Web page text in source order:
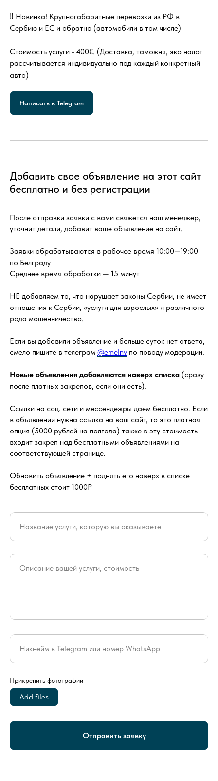
‼️ Новинка! Крупногабаритные перевозки из РФ в
Сербию и ЕС и обратно (автомобили в том числе).
Стоимость услуги - 400€. (Доставка, таможня, эко налог
рассчитывается индивидуально под каждый конкретный
авто)
Написать в Telegram
Добавить свое объявление на этот сайт
бесплатно и без регистрации
После отправки заявки с вами свяжется наш менеджер,
уточнит детали, добавит ваше объявление на сайт.
Заявки обрабатываются в рабочее время 10:00—19:00
по Белграду
Среднее время обработки — 15 минут
НЕ добавляем то, что нарушает законы Сербии, не имеет
отношения к Сербии, «услуги для взрослых» и различного
рода мошенничество.
Если вы добавили объявление и больше суток нет ответа,
смело пишите в телеграм @emelnv по поводу модерации.
Новые объявления добавляются наверх списка (сразу
после платных закрепов, если они есть).
Ссылки на соц. сети и мессендежры даем бесплатно. Если
в объявлении нужна ссылка на ваш сайт, то это платная
опция (5000 рублей на полгода) также в эту стоимость
входит закреп над бесплатными объявлениями на
соответствующей странице.
Обновить объявление + поднять его наверх в списке
бесллатных стоит 1000Р
Название услуги, которую вы оказываете
Описание вашей услуги, стоимость
Никнейм в Telegram или номер WhatsApp
Прикрепить фотографии
Add files
Отправить заявку